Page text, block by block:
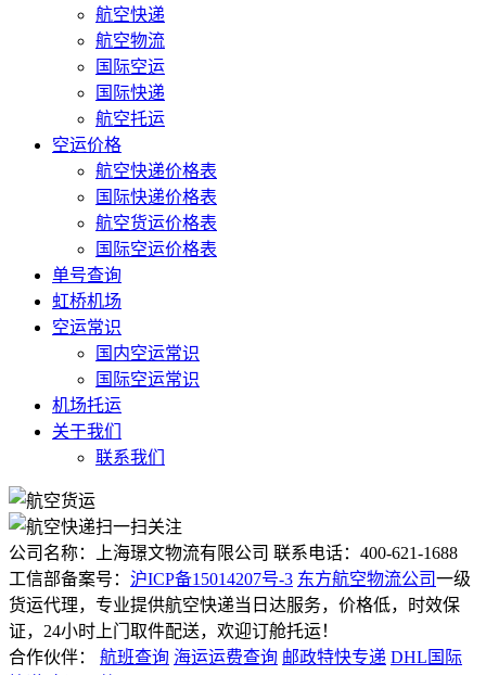
航空快递
航空物流
国际空运
国际快递
航空托运
空运价格
航空快递价格表
国际快递价格表
航空货运价格表
国际空运价格表
单号查询
虹桥机场
空运常识
国内空运常识
国际空运常识
机场托运
关于我们
联系我们
扫一扫关注
公司名称：上海璟文物流有限公司 联系电话：400-621-1688
工信部备案号： 沪ICP备15014207号-3 东方航空物流公司一级
货运代理，专业提供航空快递当日达服务，价格低，时效保
证，24小时上门取件配送，欢迎订舱托运！
合作伙伴： 航班查询 海运运费查询 邮政特快专递 DHL国际